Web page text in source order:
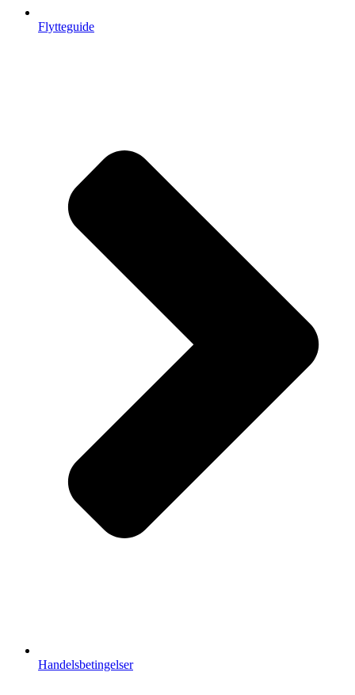
Flytteguide
Handelsbetingelser